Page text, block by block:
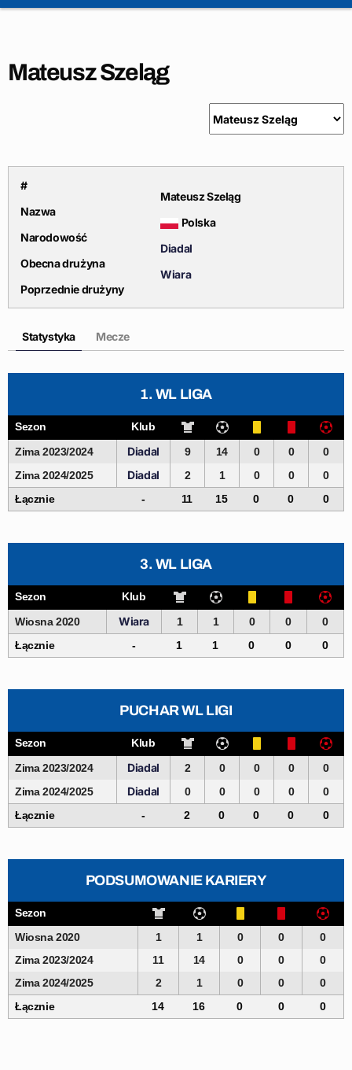
Mateusz Szeląg
#
Nazwa
Mateusz Szeląg
Narodowość
Polska
Obecna drużyna
Diadal
Poprzednie drużyny
Wiara
Statystyka Mecze
1. WL LIGA
Sezon
Klub
Zima 2023/2024
Diadal 9 14 0 0
0
Zima 2024/2025
Diadal 2 1 0 0
0
Łącznie
- 11 15 0 0 0
3. WL LIGA
Sezon
Klub
Wiosna 2020
Wiara 1 1 0 0
0
Łącznie
- 1 1 0 0 0
PUCHAR WL LIGI
Sezon
Klub
Zima 2023/2024
Diadal 2 0 0 0
0
Zima 2024/2025
Diadal 0 0 0 0
0
Łącznie
- 2 0 0 0 0
PODSUMOWANIE KARIERY
Sezon
Wiosna 2020
1 1 0 0
0
Zima 2023/2024
11 14 0 0
0
Zima 2024/2025
2 1 0 0
0
Łącznie
14 16 0 0 0